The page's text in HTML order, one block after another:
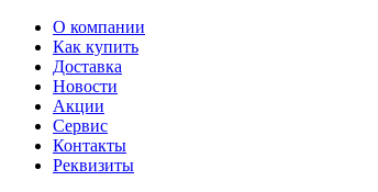
О компании
Как купить
Доставка
Новости
Акции
Сервис
Контакты
Реквизиты